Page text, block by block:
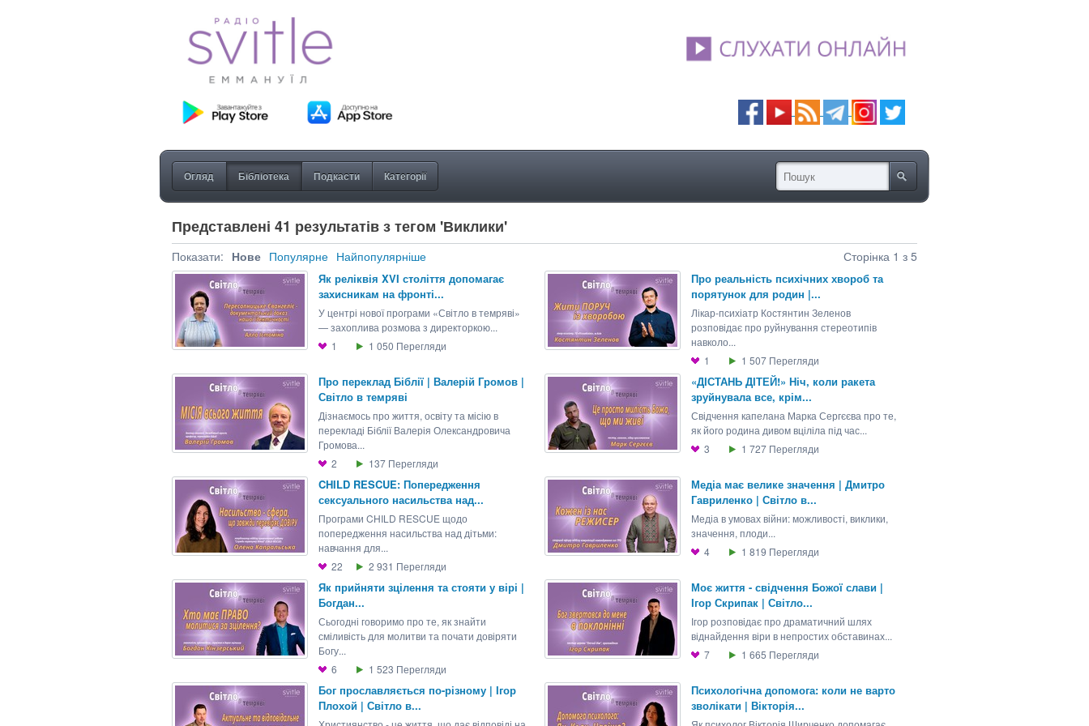
Огляд Бібліотека Подкасти Категорії
Представлені 41 результатів з тегом 'Виклики'
Показати: Нове Популярне Найпопулярніше Сторінка 1 з 5
Як реліквія XVI століття допомагає
захисникам на фронті...
У центрі нової програми «Світло в темряві»
— захоплива розмова з директоркою...
1
1 050 Перегляди
Про реальність психічних хвороб та
порятунок для родин |...
Лікар-психіатр Костянтин Зеленов
розповідає про руйнування стереотипів
навколо...
1
1 507 Перегляди
Про переклад Біблії | Валерій Громов |
Світло в темряві
Дізнаємось про життя, освіту та місію в
перекладі Біблії Валерія Олександровича
Громова...
2
137 Перегляди
«ДІСТАНЬ ДІТЕЙ!» Ніч, коли ракета
зруйнувала все, крім...
Свідчення капелана Марка Сергєєва про те,
як його родина дивом вціліла під час...
3
1 727 Перегляди
CHILD RESCUE: Попередження
сексуального насильства над...
Програми CHILD RESCUE щодо
попередження насильства над дітьми:
навчання для...
22
2 931 Перегляди
Медіа має велике значення | Дмитро
Гавриленко | Світло в...
Медіа в умовах війни: можливості, виклики,
значення, плоди...
4
1 819 Перегляди
Як прийняти зцілення та стояти у вірі |
Богдан...
Сьогодні говоримо про те, як знайти
сміливість для молитви та почати довіряти
Богу...
6
1 523 Перегляди
Моє життя - свідчення Божої слави |
Ігор Скрипак | Світло...
Ігор розповідає про драматичний шлях
віднайдення віри в непростих обставинах...
7
1 665 Перегляди
Бог прославляється по-різному | Ігор
Плохой | Світло в...
Психологічна допомога: коли не варто
зволікати | Вікторія...